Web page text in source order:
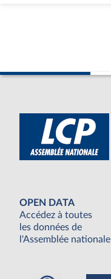
OPEN DATA
Accédez à toutes
les données de
l'Assemblée nationale